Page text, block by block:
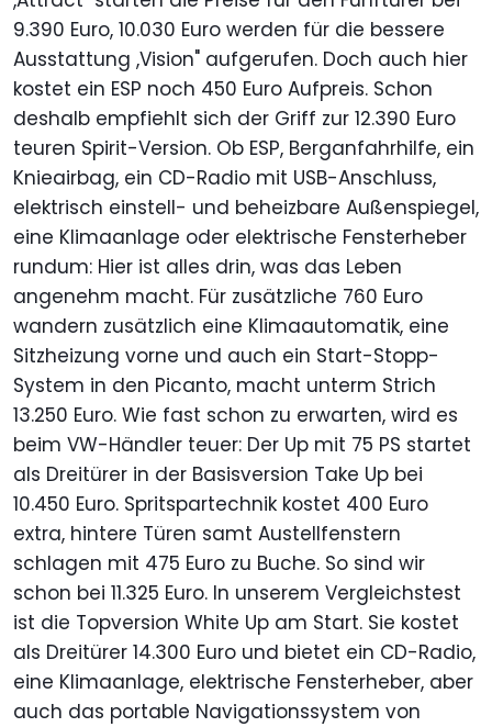
9.390 Euro, 10.030 Euro werden für die bessere
Ausstattung ,Vision" aufgerufen. Doch auch hier
kostet ein ESP noch 450 Euro Aufpreis. Schon
deshalb empfiehlt sich der Griff zur 12.390 Euro
teuren Spirit-Version. Ob ESP, Berganfahrhilfe, ein
Knieairbag, ein CD-Radio mit USB-Anschluss,
elektrisch einstell- und beheizbare Außenspiegel,
eine Klimaanlage oder elektrische Fensterheber
rundum: Hier ist alles drin, was das Leben
angenehm macht. Für zusätzliche 760 Euro
wandern zusätzlich eine Klimaautomatik, eine
Sitzheizung vorne und auch ein Start-Stopp-
System in den Picanto, macht unterm Strich
13.250 Euro. Wie fast schon zu erwarten, wird es
beim VW-Händler teuer: Der Up mit 75 PS startet
als Dreitürer in der Basisversion Take Up bei
10.450 Euro. Spritspartechnik kostet 400 Euro
extra, hintere Türen samt Austellfenstern
schlagen mit 475 Euro zu Buche. So sind wir
schon bei 11.325 Euro. In unserem Vergleichstest
ist die Topversion White Up am Start. Sie kostet
als Dreitürer 14.300 Euro und bietet ein CD-Radio,
eine Klimaanlage, elektrische Fensterheber, aber
auch das portable Navigationssystem von